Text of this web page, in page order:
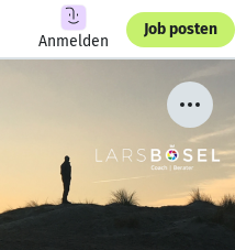
Anmelden
Job posten